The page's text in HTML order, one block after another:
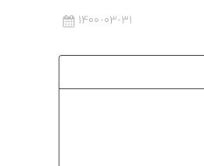
1400-03-31